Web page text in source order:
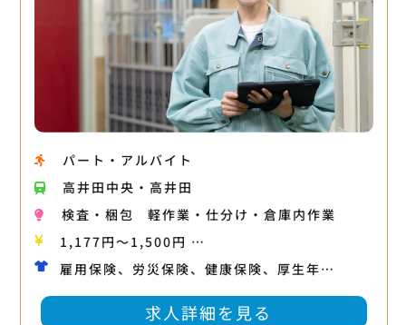
パート・アルバイト
高井田中央・高井田
検査・梱包
軽作業・仕分け・倉庫内作業
1,177円〜1,500円 …
雇用保険、労災保険、健康保険、厚生年…
求人詳細を見る